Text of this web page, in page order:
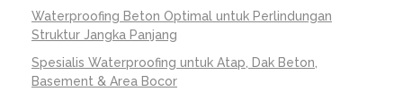
Waterproofing Beton Optimal untuk Perlindungan
Struktur Jangka Panjang
Spesialis Waterproofing untuk Atap, Dak Beton,
Basement & Area Bocor